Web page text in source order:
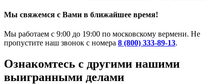
Мы свяжемся с Вами в ближайшее время!
Мы работаем с 9:00 до 19:00 по московскому вермени. Не
пропустите наш звонок с номера 8 (800) 333-89-13.
Ознакомтесь c другими нашими
выигранными делами